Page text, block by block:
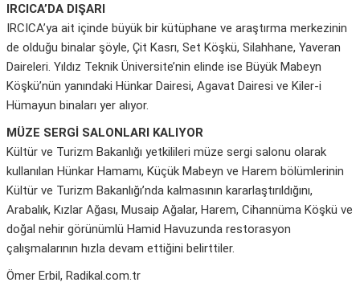
IRCICA’DA DIŞARI
IRCICA’ya ait içinde büyük bir kütüphane ve araştırma merkezinin
de olduğu binalar şöyle, Çit Kasrı, Set Köşkü, Silahhane, Yaveran
Daireleri. Yıldız Teknik Üniversite’nin elinde ise Büyük Mabeyn
Köşkü’nün yanındaki Hünkar Dairesi, Agavat Dairesi ve Kiler-i
Hümayun binaları yer alıyor.
MÜZE SERGİ SALONLARI KALIYOR
Kültür ve Turizm Bakanlığı yetkilileri müze sergi salonu olarak
kullanılan Hünkar Hamamı, Küçük Mabeyn ve Harem bölümlerinin
Kültür ve Turizm Bakanlığı’nda kalmasının kararlaştırıldığını,
Arabalık, Kızlar Ağası, Musaip Ağalar, Harem, Cihannüma Köşkü ve
doğal nehir görünümlü Hamid Havuzunda restorasyon
çalışmalarının hızla devam ettiğini belirttiler.
Ömer Erbil, Radikal.com.tr